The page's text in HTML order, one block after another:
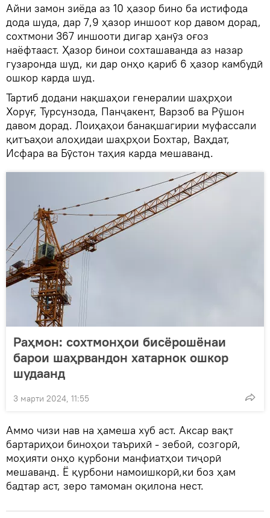
Айни замон зиёда аз 10 ҳазор бино ба истифода
дода шуда, дар 7,9 ҳазор иншоот кор давом дорад,
сохтмони 367 иншооти дигар ҳанӯз оғоз
наёфтааст. Ҳазор бинои сохташаванда аз назар
гузаронда шуд, ки дар онҳо қариб 6 ҳазор камбудӣ
ошкор карда шуд.
Тартиб додани нақшаҳои генералии шаҳрҳои
Хоруғ, Турсунзода, Панҷакент, Варзоб ва Рӯшон
давом дорад. Лоиҳаҳои банақшагирии муфассали
қитъаҳои алоҳидаи шаҳрҳои Бохтар, Ваҳдат,
Исфара ва Бӯстон таҳия карда мешаванд.
Раҳмон: сохтмонҳои бисёрошёнаи
барои шаҳрвандон хатарнок ошкор
шудаанд
3 марти 2024, 11:55
Аммо чизи нав на ҳамеша хуб аст. Аксар вақт
бартариҳои биноҳои таърихӣ - зебоӣ, созгорӣ,
моҳияти онҳо қурбони манфиатҳои тиҷорӣ
мешаванд. Ё қурбони намоишкорӣ,ки боз ҳам
бадтар аст, зеро тамоман оқилона нест.